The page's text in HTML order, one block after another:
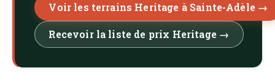
Voir les terrains Heritage à Sainte-Adèle →
Recevoir la liste de prix Heritage →